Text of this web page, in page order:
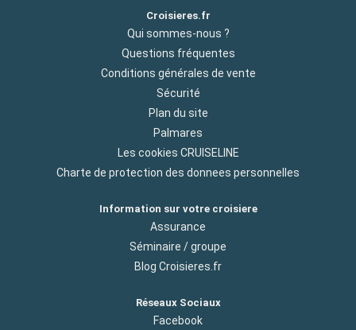
Croisieres.fr
Qui sommes-nous ?
Questions fréquentes
Conditions générales de vente
Sécurité
Plan du site
Palmares
Les cookies CRUISELINE
Charte de protection des donnees personnelles
Information sur votre croisiere
Assurance
Séminaire / groupe
Blog Croisieres.fr
Réseaux Sociaux
Facebook